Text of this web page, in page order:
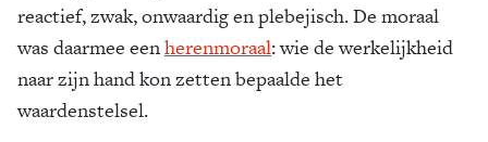
reactief, zwak, onwaardig en plebejisch. De moraal
was daarmee eenherenmoraal: wie de werkelijkheid
naar zijn hand kon zetten bepaalde het
waardenstelsel.